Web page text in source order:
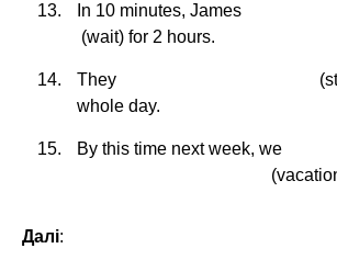
In 10 minutes, James
(wait) for 2 hours.
They
whole day.
By this time next week, we
Далі: